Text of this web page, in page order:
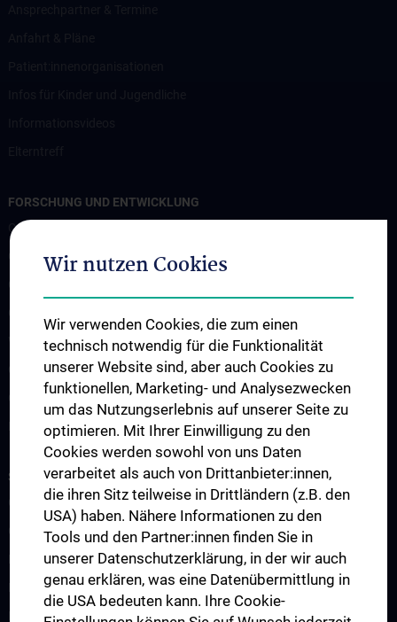
FORSCHUNG UND ENTWICKLUNG
CCP Starter Grant
CCP Next Generation
Wissenschaft in der Geburtshilfe
CCP Researcher
CCP Boards
PPIE - Patient and Public Involvement and Engagement
STUDIUM, AUS- UND WEITERBILDUNG
CCP Ringvorlesung
CCP Simulation and Innovation Lab
Fortbildungen Geburtshilfe
Fortbildungen Transfusionsmedizin
Fortbildungen der Kinder- und Jugendpsychiatrie
Wir nutzen Cookies
Wir verwenden Cookies, die zum einen
technisch notwendig für die Funktionalität
unserer Website sind, aber auch Cookies zu
funktionellen, Marketing- und Analysezwecken
um das Nutzungserlebnis auf unserer Seite zu
optimieren. Mit Ihrer Einwilligung zu den
Cookies werden sowohl von uns Daten
verarbeitet als auch von Drittanbieter:innen,
die ihren Sitz teilweise in Drittländern (z.B. den
USA) haben. Nähere Informationen zu den
Tools und den Partner:innen finden Sie in
unserer Datenschutzerklärung, in der wir auch
genau erklären, was eine Datenübermittlung in
die USA bedeuten kann. Ihre Cookie-